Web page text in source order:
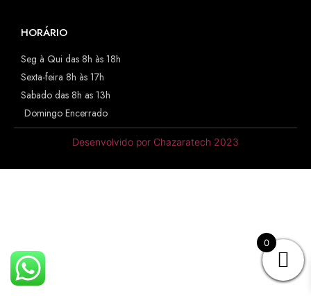
HORÁRIO
Seg à Qui das 8h às 18h
Sexta-feira 8h às 17h
Sabado das 8h as 13h
Domingo Encerrado
Desenvolvido por Chazaratech 2023
0